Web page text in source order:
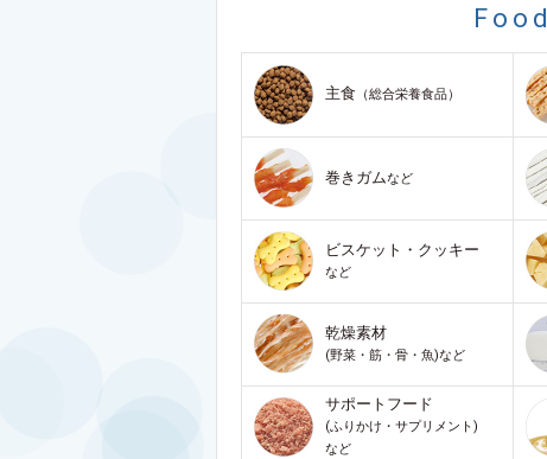
Food
主食 （総合栄養食品）
巻きガムなど
ビスケット・クッキー
など
乾燥素材
(野菜・筋・骨・魚)など
サポートフード
(ふりかけ・サプリメント)
など